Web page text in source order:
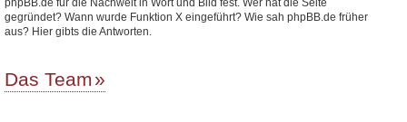
phpBB.de für die Nachwelt in Wort und Bild fest. Wer hat die Seite
gegründet? Wann wurde Funktion X eingeführt? Wie sah phpBB.de früher
aus? Hier gibts die Antworten.
Das Team